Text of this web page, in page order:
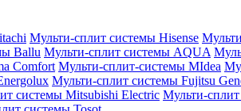
Мульти-сплит системы Hisense
Ballu Мульти-сплит системы AQUA
Comfort Мульти-сплит-системы MIdea
Мульти-сплит системы Fujitsu
системы Mitsubishi Electric Мульти-